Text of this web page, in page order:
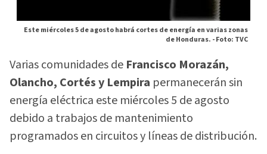
Este miércoles 5 de agosto habrá cortes de energía en varias zonas
de Honduras. -Foto: TVC
Varias comunidades de Francisco Morazán,
Olancho, Cortés y Lempira permanecerán sin
energía eléctrica este miércoles 5 de agosto
debido a trabajos de mantenimiento
programados en circuitos y líneas de distribución.